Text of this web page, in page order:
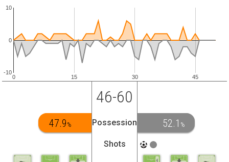
0 15 30 45
-10
0
10
46-60
47.9 % Possession 52.1 %
Shots